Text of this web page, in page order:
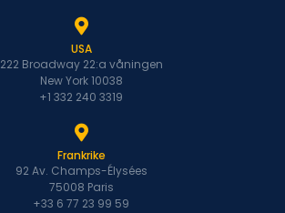
USA
222 Broadway 22:a våningen
New York 10038
+1 332 240 3319
Frankrike
92 Av. Champs-Élysées
75008 Paris
+33 6 77 23 99 59